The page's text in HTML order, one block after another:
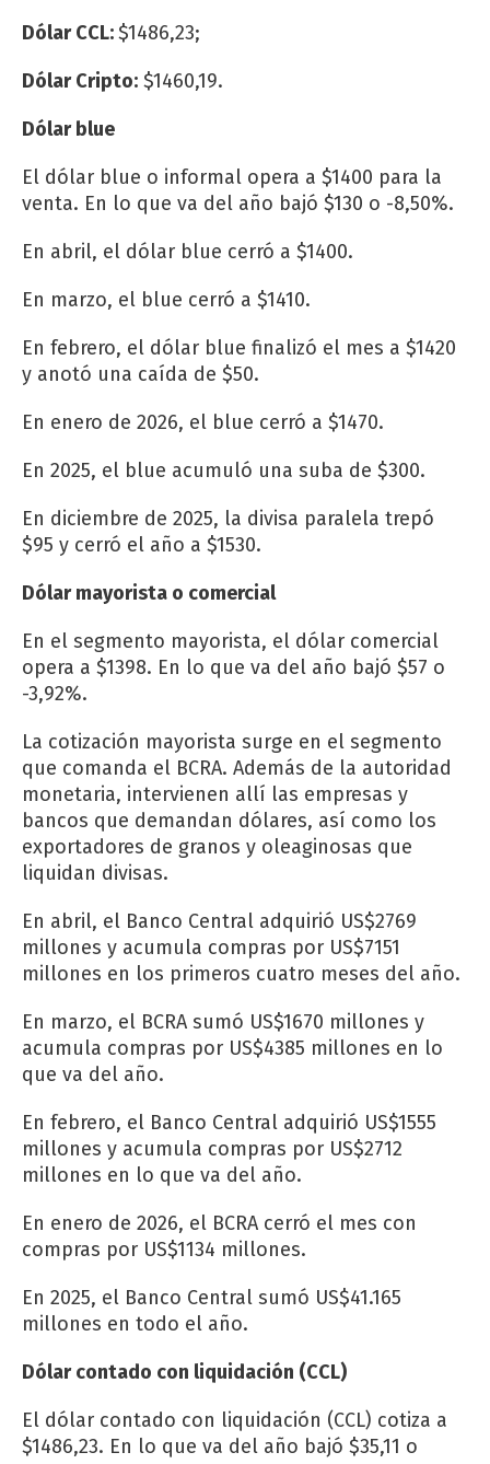
Dólar CCL:$1486,23;
Dólar Cripto: $1460,19.
Dólar blue
El dólar blue o informal opera a $1400 para la
venta. En lo que va del año bajó $130 o -8,50%.
En abril, el dólar blue cerró a $1400.
En marzo, el blue cerró a $1410.
En febrero, el dólar blue finalizó el mes a $1420
y anotó una caída de $50.
En enero de 2026, el blue cerró a $1470.
En 2025, el blue acumuló una suba de $300.
En diciembre de 2025, la divisa paralela trepó
$95 y cerró el año a $1530.
Dólar mayorista o comercial
En el segmento mayorista, el dólar comercial
opera a $1398. En lo que va del año bajó $57 o
-3,92%.
La cotización mayorista surge en el segmento
que comanda el BCRA. Además de la autoridad
monetaria, intervienen allí las empresas y
bancos que demandan dólares, así como los
exportadores de granos y oleaginosas que
liquidan divisas.
En abril, el Banco Central adquirió US$2769
millones y acumula compras por US$7151
millones en los primeros cuatro meses del año.
En marzo, el BCRA sumó US$1670 millones y
acumula compras por US$4385 millones en lo
que va del año.
En febrero, el Banco Central adquirió US$1555
millones y acumula compras por US$2712
millones en lo que va del año.
En enero de 2026, el BCRA cerró el mes con
compras por US$1134 millones.
En 2025, el Banco Central sumó US$41.165
millones en todo el año.
Dólar contado con liquidación (CCL)
El dólar contado con liquidación (CCL) cotiza a
$1486,23. En lo que va del año bajó $35,11 o